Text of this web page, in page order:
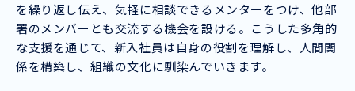
を繰り返し伝え、気軽に相談できるメンターをつけ、他部
署のメンバーとも交流する機会を設ける。こうした多角的
な支援を通じて、新入社員は自身の役割を理解し、人間関
係を構築し、組織の文化に馴染んでいきます。